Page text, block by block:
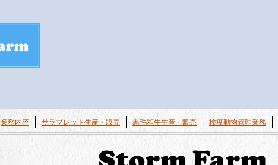
業務内容 サラブレット生産・販売 黒毛和牛生産・販売 検疫動物管理業務